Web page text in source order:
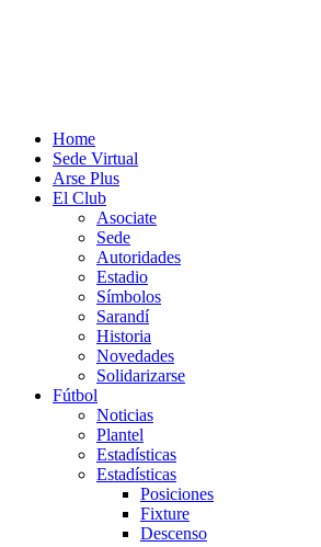
Home
Sede Virtual
Arse Plus
El Club
Asociate
Sede
Autoridades
Estadio
Símbolos
Sarandí
Historia
Novedades
Solidarizarse
Fútbol
Noticias
Plantel
Estadísticas
Estadísticas
Posiciones
Fixture
Descenso